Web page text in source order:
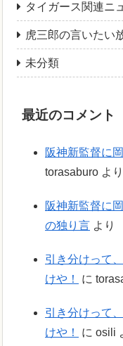
タイガース関連ニ
虎三郎の言いたい
未分類
最近のコメント
阪神新監督に
torasaburo より
阪神新監督に
の独り言 より
引き分けって
けや！
に
引き分けって
けや！
に osili